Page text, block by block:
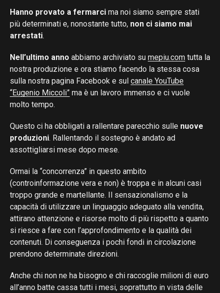
Hanno provato a fermarci ma noi siamo sempre stati
più determinati e, nonostante tutto, non ci siamo mai
arrestati.
Nell’ultimo anno abbiamo archiviato su mepiu.com tutta la
nostra produzione e ora stiamo facendo la stessa cosa
sulla nostra pagina Facebook e sul canale YouTube
“Eugenio Miccoli” ma è un lavoro immenso e ci vuole
molto tempo.
Questo ci ha obbligati a rallentare parecchio sulle nuove
produzioni. Rallentando il sostegno è andato ad
assottigliarsi mese dopo mese.
Ormai la “concorrenza” in questo ambito
(controinformazione vera e non) è troppa e in alcuni casi
troppo grande e martellante. Il sensazionalismo e la
capacità di utilizzare un linguaggio adeguato alla vendita,
attirano attenzione e risorse molto di più rispetto a quanto
si riesce a fare con l’approfondimento e la qualità dei
contenuti. Di conseguenza i pochi fondi in circolazione
prendono determinate direzioni.
Anche chi non ne ha bisogno e chi raccoglie milioni di euro
all’anno batte cassa tutti i mesi, soprattutto in vista delle